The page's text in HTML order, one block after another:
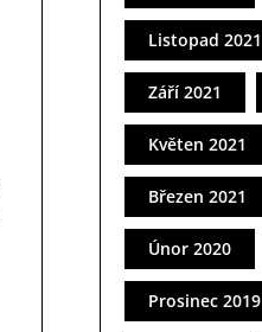
Listopad 2021
Září 2021
Květen 2021
Březen 2021
Únor 2020
Prosinec 2019